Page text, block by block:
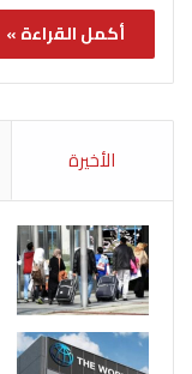
أكمل القراءة »
الأخيرة